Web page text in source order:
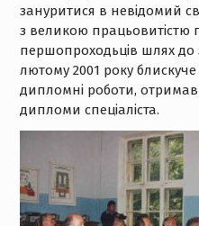
зануритися в невідомий
з великою
першопроходьців шлях до
лютому 2001 року
дипломні роботи,
дипломи спеціаліста.